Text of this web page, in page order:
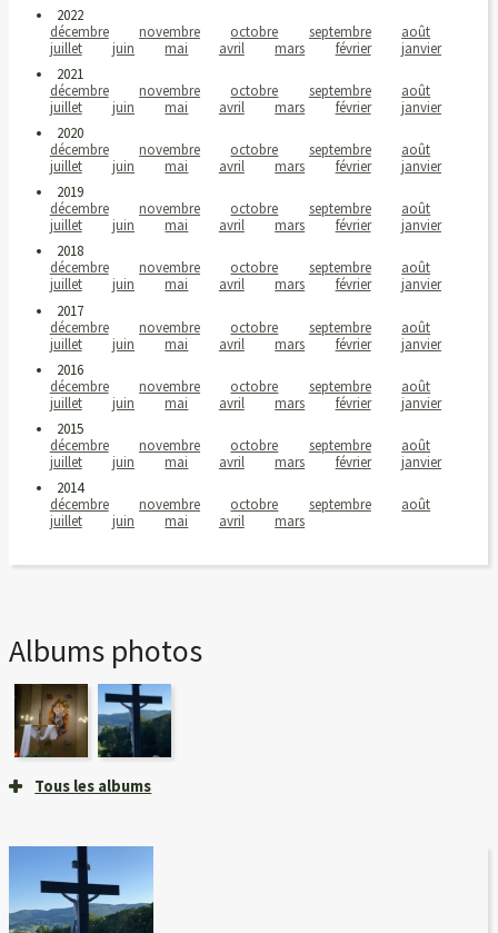
2022
décembre
novembre octobre septembre
août
juillet
juin mai avril mars février
janvier
2021
décembre
novembre octobre septembre
août
juillet
juin mai avril mars février
janvier
2020
décembre
novembre octobre septembre
août
juillet
juin mai avril mars février
janvier
2019
décembre
novembre octobre septembre
août
juillet
juin mai avril mars février
janvier
2018
décembre
novembre octobre septembre
août
juillet
juin mai avril mars février
janvier
2017
décembre
novembre octobre septembre
août
juillet
juin mai avril mars février
janvier
2016
décembre
novembre octobre septembre
août
juillet
juin mai avril mars février
janvier
2015
décembre
novembre octobre septembre
août
juillet
juin mai avril mars février
janvier
2014
décembre
novembre octobre septembre
août
juillet
juin mai avril mars
Albums photos
Tous les albums